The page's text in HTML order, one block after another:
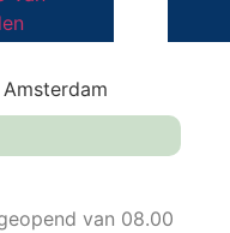
van 08.00